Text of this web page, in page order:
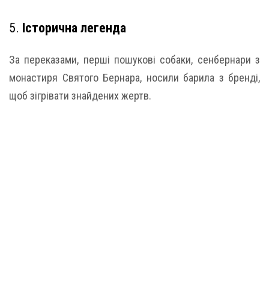
5. Історична легенда
За переказами, перші пошукові собаки, сенбернари з
монастиря Святого Бернара, носили барила з бренді,
щоб зігрівати знайдених жертв.